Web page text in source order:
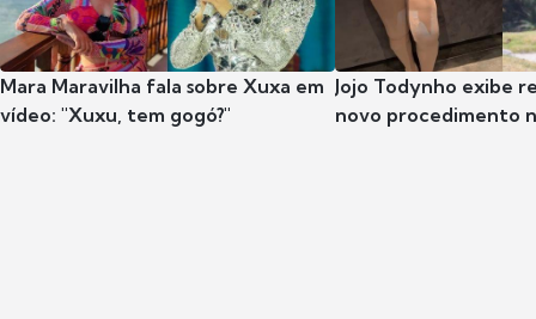
Mara Maravilha fala sobre Xuxa em
vídeo: "Xuxu, tem gogó?"
Jojo Todynho exibe
novo procedimento